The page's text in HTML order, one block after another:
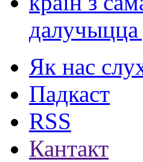
далучыцца
Як нас
Падкаст
RSS
Кантакт